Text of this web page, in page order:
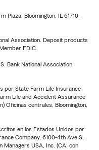
Plaza, Bloomington, IL 61710-
Association. Deposit products
FDIC.
Bank National Association,
por State Farm Life Insurance
Life and Accident Assurance
Oficinas centrales, Bloomington,
en los Estados Unidos por
Company, 6100-4th Ave S,
Managers USA, Inc. (CA: con